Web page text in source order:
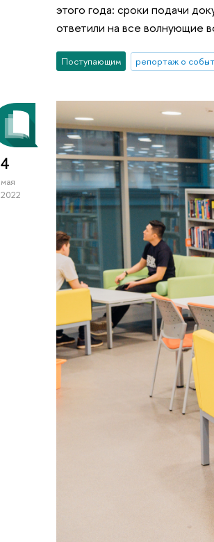
этого года: сроки подачи
ответили на все волнующие
Поступающим репортаж о
4
мая
2022